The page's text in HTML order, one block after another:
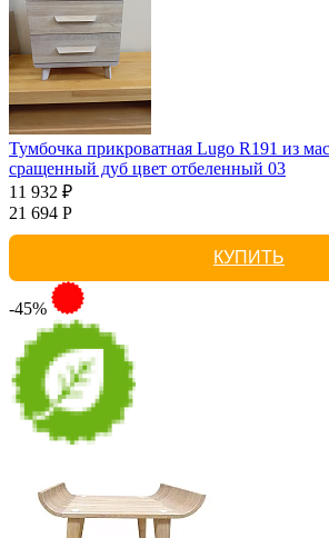
Тумбочка прикроватная Lugo R191 из
сращенный дуб цвет отбеленный 03
11 932 ₽
21 694 Р
КУПИТЬ
-45%